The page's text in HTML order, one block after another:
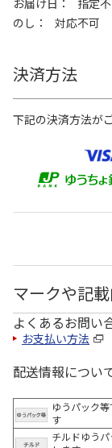
のし
対応不可
決済方法
下記の決済方法が
マークや記
よくあるお問い
お支払い方法
配送情報につい
ゆうパック
す
チルドゆう